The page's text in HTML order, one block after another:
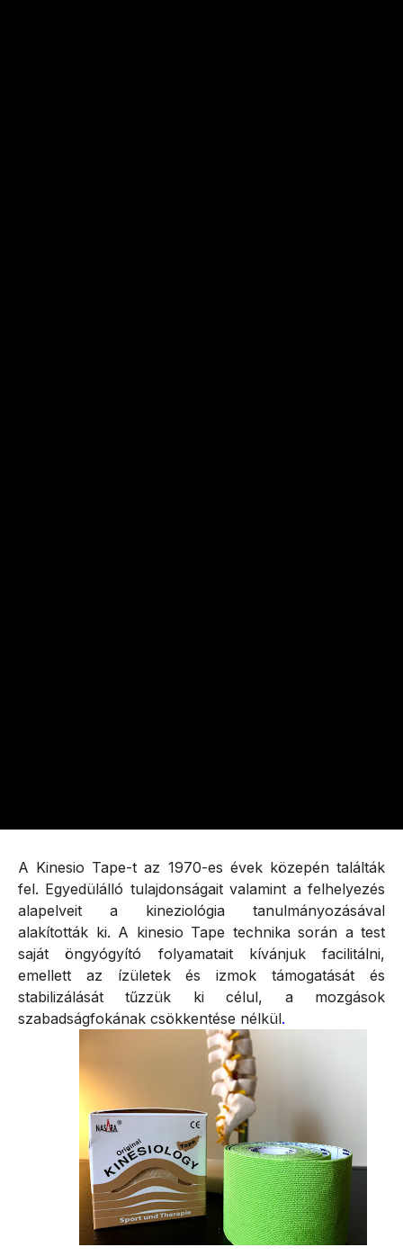
A Kinesio Tape-t az 1970-es évek közepén találták
fel. Egyedülálló tulajdonságait valamint a felhelyezés
alapelveit a kineziológia tanulmányozásával
alakították ki. A kinesio Tape technika során a test
saját öngyógyító folyamatait kívánjuk facilitálni,
emellett az ízületek és izmok támogatását és
stabilizálását tűzzük ki célul, a mozgások
szabadságfokának csökkentése nélkül.